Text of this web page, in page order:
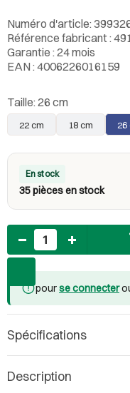
Numéro d'article:
Référence fabricant :
Garantie : 24 mois
EAN : 4006226016159
Taille: 26 cm
22 cm 18 cm 26
En stock
35 pièces en stock
Nombre
pourse connecter
Spécifications
Description